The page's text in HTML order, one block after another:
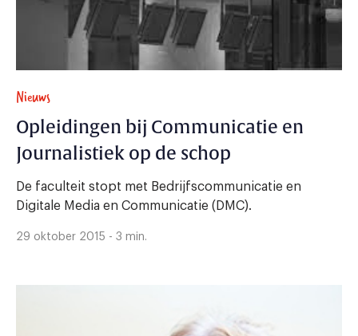
Nieuws
Opleidingen bij Communicatie en
Journalistiek op de schop
De faculteit stopt met Bedrijfscommunicatie en
Digitale Media en Communicatie (DMC).
29 oktober 2015 - 3 min.